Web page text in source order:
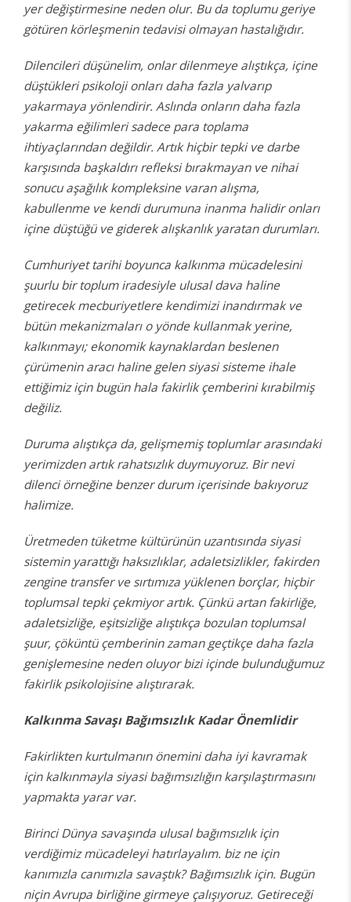
yer değiştirmesine neden olur. Bu da toplumu geriye
götüren körleşmenin tedavisi olmayan hastalığıdır.
Dilencileri düşünelim, onlar dilenmeye alıştıkça, içine
düştükleri psikoloji onları daha fazla yalvarıp
yakarmaya yönlendirir. Aslında onların daha fazla
yakarma eğilimleri sadece para toplama
ihtiyaçlarından değildir. Artık hiçbir tepki ve darbe
karşısında başkaldırı refleksi bırakmayan ve nihai
sonucu aşağılık kompleksine varan alışma,
kabullenme ve kendi durumuna inanma halidir onları
içine düştüğü ve giderek alışkanlık yaratan durumları.
Cumhuriyet tarihi boyunca kalkınma mücadelesini
şuurlu bir toplum iradesiyle ulusal dava haline
getirecek mecburiyetlere kendimizi inandırmak ve
bütün mekanizmaları o yönde kullanmak yerine,
kalkınmayı; ekonomik kaynaklardan beslenen
çürümenin aracı haline gelen siyasi sisteme ihale
ettiğimiz için bugün hala fakirlik çemberini kırabilmiş
değiliz.
Duruma alıştıkça da, gelişmemiş toplumlar arasındaki
yerimizden artık rahatsızlık duymuyoruz. Bir nevi
dilenci örneğine benzer durum içerisinde bakıyoruz
halimize.
Üretmeden tüketme kültürünün uzantısında siyasi
sistemin yarattığı haksızlıklar, adaletsizlikler, fakirden
zengine transfer ve sırtımıza yüklenen borçlar, hiçbir
toplumsal tepki çekmiyor artık. Çünkü artan fakirliğe,
adaletsizliğe, eşitsizliğe alıştıkça bozulan toplumsal
şuur, çöküntü çemberinin zaman geçtikçe daha fazla
genişlemesine neden oluyor bizi içinde bulunduğumuz
fakirlik psikolojisine alıştırarak.
Kalkınma Savaşı Bağımsızlık Kadar Önemlidir
Fakirlikten kurtulmanın önemini daha iyi kavramak
için kalkınmayla siyasi bağımsızlığın karşılaştırmasını
yapmakta yarar var.
Birinci Dünya savaşında ulusal bağımsızlık için
verdiğimiz mücadeleyi hatırlayalım. biz ne için
kanımızla canımızla savaştık? Bağımsızlık için. Bugün
niçin Avrupa birliğine girmeye çalışıyoruz. Getireceği